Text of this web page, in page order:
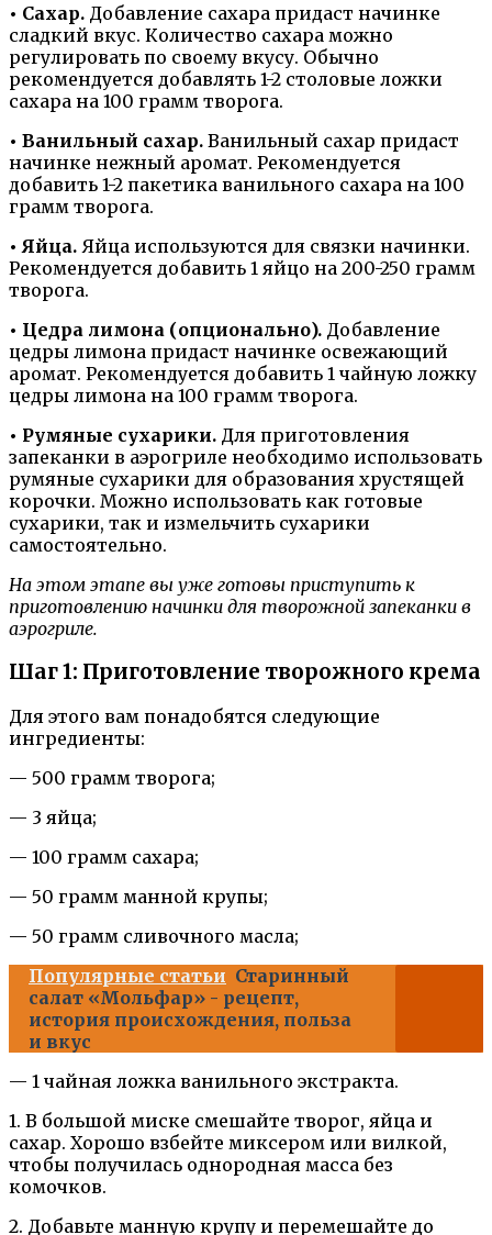
• Сахар. Добавление сахара придаст начинке
сладкий вкус. Количество сахара можно
регулировать по своему вкусу. Обычно
рекомендуется добавлять 1-2 столовые ложки
сахара на 100 грамм творога.
• Ванильный сахар. Ванильный сахар придаст
начинке нежный аромат. Рекомендуется
добавить 1-2 пакетика ванильного сахара на 100
грамм творога.
• Яйца. Яйца используются для связки начинки.
Рекомендуется добавить 1 яйцо на 200-250 грамм
творога.
• Цедра лимона (опционально). Добавление
цедры лимона придаст начинке освежающий
аромат. Рекомендуется добавить 1 чайную ложку
цедры лимона на 100 грамм творога.
• Румяные сухарики. Для приготовления
запеканки в аэрогриле необходимо использовать
румяные сухарики для образования хрустящей
корочки. Можно использовать как готовые
сухарики, так и измельчить сухарики
самостоятельно.
На этом этапе вы уже готовы приступить к
приготовлению начинки для творожной запеканки в
аэрогриле.
Шаг 1: Приготовление творожного крема
Для этого вам понадобятся следующие
ингредиенты:
— 500 грамм творога;
— 3 яйца;
— 100 грамм сахара;
— 50 грамм манной крупы;
— 50 грамм сливочного масла;
Популярные статьи Старинный
салат «Мольфар» - рецепт,
история происхождения, польза
и вкус
— 1 чайная ложка ванильного экстракта.
1. В большой миске смешайте творог, яйца и
сахар. Хорошо взбейте миксером или вилкой,
чтобы получилась однородная масса без
комочков.
2. Добавьте манную крупу и перемешайте до